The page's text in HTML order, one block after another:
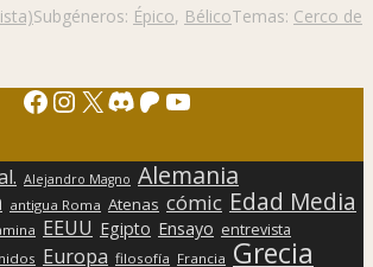
Subgéneros: Épico, BélicoTemas: Cerco de
Facebook
Instagram
X Discord
Patreon
YouTube
Alejandro Magno Alemania
antigua Roma Atenas cómic Edad Media
EEUU Egipto Ensayo entrevista
Europa filosofía Francia Grecia